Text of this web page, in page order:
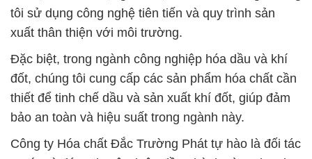
tôi sử dụng công nghệ tiên tiến và quy trình sản
xuất thân thiện với môi trường.
Đặc biệt, trong ngành công nghiệp hóa dầu và khí
đốt, chúng tôi cung cấp các sản phẩm hóa chất cần
thiết để tinh chế dầu và sản xuất khí đốt, giúp đảm
bảo an toàn và hiệu suất trong ngành này.
Công ty Hóa chất Đắc Trường Phát tự hào là đối tác